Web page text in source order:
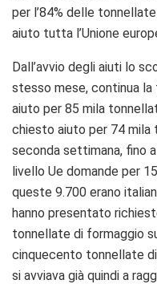
per l’84% delle
aiuto tutta l’Unione
Dall’avvio degli aiuti lo
stesso mese, continua la
aiuto per 85 mila
chiesto aiuto per 74 mila
seconda settimana, fino
livello Ue domande per
queste 9.700 erano
hanno presentato
tonnellate di formaggio
cinquecento tonnellate
si avviava già quindi a